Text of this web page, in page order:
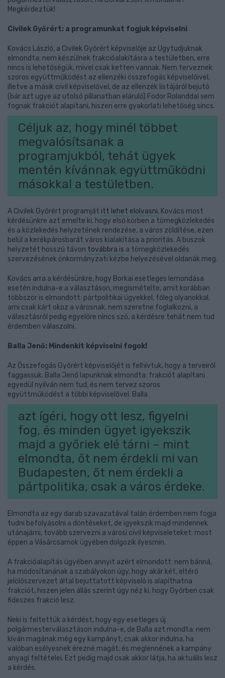
Megkérdeztük!
Civilek Győrért: a programunkat fogjuk képviselni
Kovács László, a Civilek Győrért képviselője az Ugytudjuknak
elmondta: nem készülnek frakcióalakításra a testületben, erre
nincs is lehetőségük, mivel csak ketten vannak. Nem terveznek
szoros együttműködést az ellenzéki összefogás képviselőivel,
illetve a másik civil képviselővel, de az ellenzék listájáról bejutó
(bár azt ugye az utolsó pillanatban eláruló) Fodor Rolanddal sem
fognak frakciót alapítani, hiszen erre gyakorlati lehetőség sincs.
Céljuk az, hogy minél többet
megvalósítsanak a
programjukból, tehát ügyek
mentén kívánnak együttműködni
másokkal a testületben.
A Civilek Győrért programját itt lehet elolvasni, Kovács most
kérdésünkre azt emelte ki, hogy első körben a tömegközlekedés
és a közlekedés helyzetének rendezése, a város zöldítése, ezen
belül a kerékpárosbarát város kialakítása a prioritás. A buszok
helyzetét hosszú távon továbbra is a tömegközlekedés
szervezésének önkormányzati kézbe helyezésével oldanák meg.
Kovács arra a kérdésünkre, hogy Borkai esetleges lemondása
esetén indulna-e a választáson, megismételte, amit korábban
többször is elmondott: pártpolitikai ügyekkel, főleg olyanokkal,
ami csak kárt okoz a városnak, nem szeretne foglalkozni, a
választásról pedig egyelőre nincs szó, a kérdésre tehát nem tud
érdemben válaszolni.
Balla Jenő: Mindenkit képviselni fogok!
Az Összefogás Győrért képviselőjét is felhívtuk, hogy a terveiről
faggassuk. Balla Jenő lapunknak elmondta: frakciót alapítani
egyedül nyilván nem tud, és nem tervez szoros
együttműködést a többi képviselővel. Balla
azt ígéri, hogy ott lesz, figyelni
fog, és minden ügyet igyekszik
majd a győriek elé tárni – mint
elmondta, őt nem érdekli mi van
Budapesten, őt nem érdekli a
pártpolitika, csak a város érdeke.
Elmondta az egy darab szavazatával talán érdemben nem fogja
tudni befolyásolni a döntéseket, de igyekszik majd mindennek
utánajárni, tovább szervezni a városi civil képviseleteket: most
éppen a Vásárcsarnok ügyében dolgozik ilyesmin.
A frakcióalapítás ügyében annyit azért elmondott: nem bánná,
ha módosítanának a szabályokon úgy, hogy akár két, eltérő
jelölőszervezet által bejuttatott képviselő is alapíthatna
frakciót, hiszen jelen állás szerint úgy néz ki, hogy Győrben csak
fideszes frakció lesz.
Neki is feltettük a kérdést, hogy egy esetleges új
polgármesterválasztáson indulna-e, de Balla azt mondta: nem
kíván magának még egy kampányt, csak akkor indulna, ha
valóban esélyesnek érezné magát, és meglennének a kampány
anyagi feltételei. Ezt pedig majd csak akkor látja, ha aktuális lesz
a kérdés.